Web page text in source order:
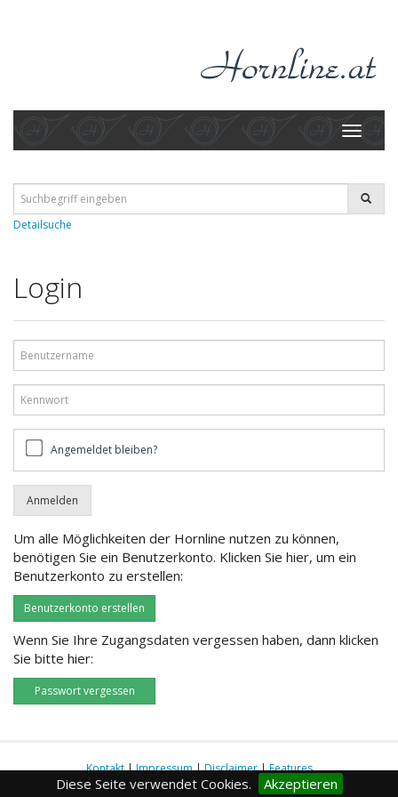
Diese Seite verwendet Cookies. Akzeptieren
Toggle
Detailsuche
Login
bleiben?Angemeldet bleiben?
Um alle Möglichkeiten der Hornline nutzen zu können,
benötigen Sie ein Benutzerkonto. Klicken Sie hier, um ein
Benutzerkonto zu erstellen:
Benutzerkonto erstellen
Wenn Sie Ihre Zugangsdaten vergessen haben, dann klicken
Sie bitte hier:
Passwort vergessen
Kontakt|Impressum|Disclaimer|Features